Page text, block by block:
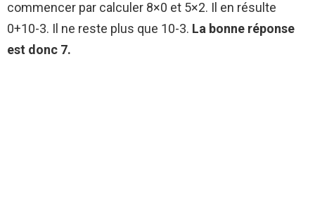
commencer par calculer 8×0 et 5×2. Il en résulte
0+10-3. Il ne reste plus que 10-3. La bonne réponse
est donc 7.